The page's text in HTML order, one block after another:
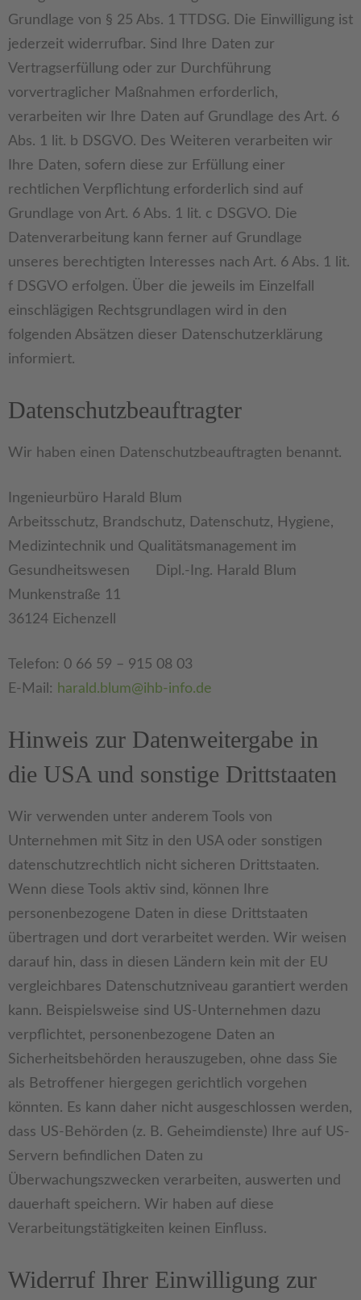
Grundlage von § 25 Abs. 1 TTDSG. Die Einwilligung ist
jederzeit widerrufbar. Sind Ihre Daten zur
Vertragserfüllung oder zur Durchführung
vorvertraglicher Maßnahmen erforderlich,
verarbeiten wir Ihre Daten auf Grundlage des Art. 6
Abs. 1 lit. b DSGVO. Des Weiteren verarbeiten wir
Ihre Daten, sofern diese zur Erfüllung einer
rechtlichen Verpflichtung erforderlich sind auf
Grundlage von Art. 6 Abs. 1 lit. c DSGVO. Die
Datenverarbeitung kann ferner auf Grundlage
unseres berechtigten Interesses nach Art. 6 Abs. 1 lit.
f DSGVO erfolgen. Über die jeweils im Einzelfall
einschlägigen Rechtsgrundlagen wird in den
folgenden Absätzen dieser Datenschutzerklärung
informiert.
Datenschutz­beauftragter
Wir haben einen Datenschutzbeauftragten benannt.
Ingenieurbüro Harald Blum
Arbeitsschutz, Brandschutz, Datenschutz, Hygiene,
Medizintechnik und Qualitätsmanagement im
Gesundheitswesen Dipl.-Ing. Harald Blum
Munkenstraße 11
36124 Eichenzell
Telefon: 0 66 59 – 915 08 03
E-Mail: harald.blum@ihb-info.de
Hinweis zur Datenweitergabe in
die USA und sonstige Drittstaaten
Wir verwenden unter anderem Tools von
Unternehmen mit Sitz in den USA oder sonstigen
datenschutzrechtlich nicht sicheren Drittstaaten.
Wenn diese Tools aktiv sind, können Ihre
personenbezogene Daten in diese Drittstaaten
übertragen und dort verarbeitet werden. Wir weisen
darauf hin, dass in diesen Ländern kein mit der EU
vergleichbares Datenschutzniveau garantiert werden
kann. Beispielsweise sind US-Unternehmen dazu
verpflichtet, personenbezogene Daten an
Sicherheitsbehörden herauszugeben, ohne dass Sie
als Betroffener hiergegen gerichtlich vorgehen
könnten. Es kann daher nicht ausgeschlossen werden,
dass US-Behörden (z. B. Geheimdienste) Ihre auf US-
Servern befindlichen Daten zu
Überwachungszwecken verarbeiten, auswerten und
dauerhaft speichern. Wir haben auf diese
Verarbeitungstätigkeiten keinen Einfluss.
Widerruf Ihrer Einwilligung zur